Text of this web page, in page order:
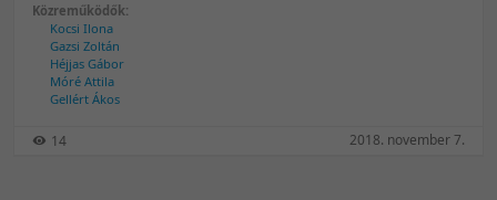
Közreműködők:
Kocsi Ilona
Gazsi Zoltán
Héjjas Gábor
Móré Attila
Gellért Ákos
14 2018. november 7.